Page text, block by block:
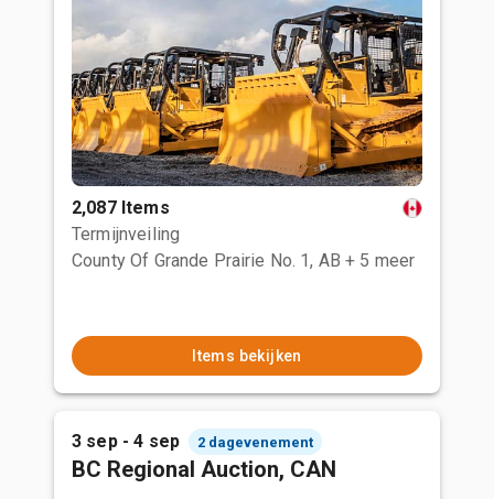
2,087 Items
Termijnveiling
County Of Grande Prairie No. 1, AB + 5 meer
Items bekijken
3 sep - 4 sep 2 dagevenement
BC Regional Auction, CAN